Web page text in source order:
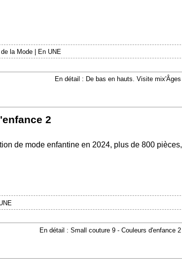
la Mode
En UNE
En détail : De bas en hauts. Visite mix'Âges
2
de mode enfantine en 2024, plus de 800 pièces,
En détail : Small couture 9 - Couleurs d'enfance 2